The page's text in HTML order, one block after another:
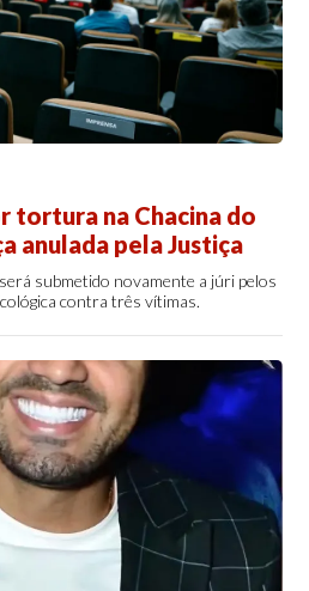
tortura na Chacina do
anulada pela Justiça
submetido novamente a júri pelos
contra três vítimas.